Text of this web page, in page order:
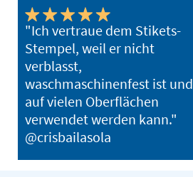
"Ich vertraue dem Stikets-
Stempel, weil er nicht
verblasst,
waschmaschinenfest ist und
auf vielen Oberflächen
verwendet werden kann."
@crisbailasola